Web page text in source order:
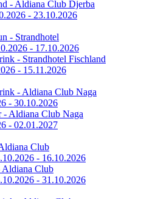
- Aldiana Club Djerba
- 23.10.2026
- Strandhotel
- 17.10.2026
- Strandhotel Fischland
- 15.11.2026
- Aldiana Club Naga
- 30.10.2026
- Aldiana Club Naga
- 02.01.2027
Club
- 16.10.2026
Aldiana Club
- 31.10.2026